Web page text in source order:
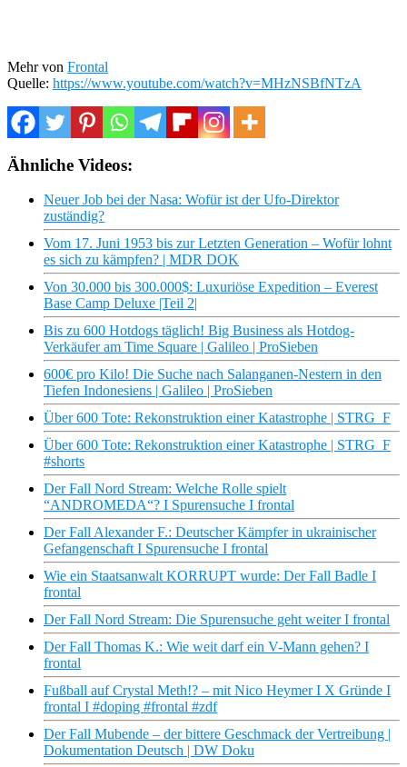
Mehr von Frontal
Quelle: https://www.youtube.com/watch?v=MHzNSBfNTzA
Ähnliche Videos:
Neuer Job bei der Nasa: Wofür ist der Ufo-Direktor
zuständig?
Vom 17. Juni 1953 bis zur Letzten Generation – Wofür lohnt
es sich zu kämpfen? | MDR DOK
Von 30.000 bis 300.000$: Luxuriöse Expedition – Everest
Base Camp Deluxe |Teil 2|
Bis zu 600 Hotdogs täglich! Big Business als Hotdog-
Verkäufer am Time Square | Galileo | ProSieben
600€ pro Kilo! Die Suche nach Salanganen-Nestern in den
Tiefen Indonesiens | Galileo | ProSieben
Über 600 Tote: Rekonstruktion einer Katastrophe | STRG_F
Über 600 Tote: Rekonstruktion einer Katastrophe | STRG_F
#shorts
Der Fall Nord Stream: Welche Rolle spielt
“ANDROMEDA“? I Spurensuche I frontal
Der Fall Alexander F.: Deutscher Kämpfer in ukrainischer
Gefangenschaft I Spurensuche I frontal
Wie ein Staatsanwalt KORRUPT wurde: Der Fall Badle I
frontal
Der Fall Nord Stream: Die Spurensuche geht weiter I frontal
Der Fall Thomas K.: Wie weit darf ein V-Mann gehen? I
frontal
Fußball auf Crystal Meth!? – mit Nico Heymer I X Gründe I
frontal I #doping #frontal #zdf
Der Fall Mubende – der bittere Geschmack der Vertreibung |
Dokumentation Deutsch | DW Doku